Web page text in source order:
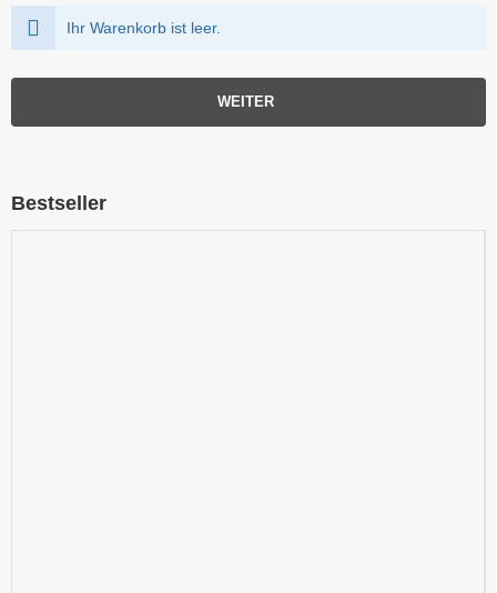
Ihr Warenkorb ist leer.
WEITER
Bestseller